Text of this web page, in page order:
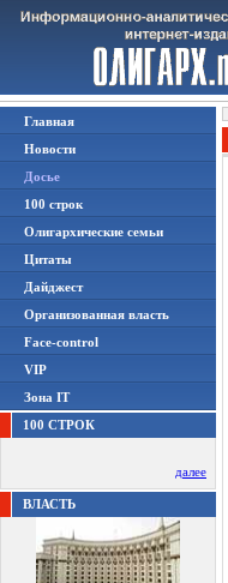
Главная
Новости
Досье
100 строк
Олигархические семьи
Цитаты
Дайджест
Организованная власть
Face-control
VIP
Зона IT
100 СТРОК
далее
ВЛАСТЬ